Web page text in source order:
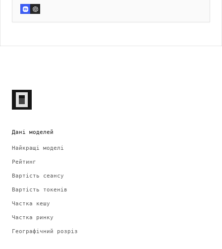
Дані моделей
Найкращі моделі
Рейтинг
Вартість сеансу
Вартість токенів
Частка кешу
Частка ринку
Географічний розріз